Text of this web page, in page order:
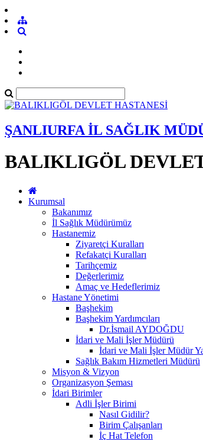
ŞANLIURFA İL SAĞLIK
BALIKLIGÖL
Kurumsal
Bakanımız
İl Sağlık Müdürümüz
Hastanemiz
Ziyaretçi Kuralları
Refakatçi Kuralları
Tarihçemiz
Değerlerimiz
Amaç ve Hedeflerimiz
Hastane Yönetimi
Başhekim
Başhekim Yardımcıları
Dr.İsmail AYDOĞDU
İdari ve Mali İşler Müdürü
İdari ve Mali İşler Müdür
Sağlık Bakım Hizmetleri Müdürü
Misyon & Vizyon
Organizasyon Şeması
İdari Birimler
Adli İşler Birimi
Nasıl Gidilir?
Birim Çalışanları
İç Hat Telefon